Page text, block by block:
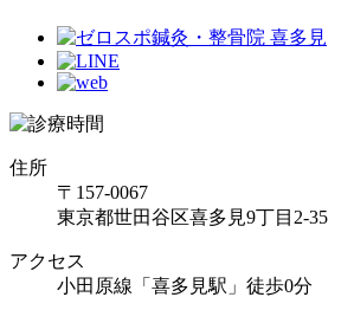
住所
〒157-0067
東京都世田谷区喜多見9丁目2-35
アクセス
小田原線「喜多見駅」徒歩0分